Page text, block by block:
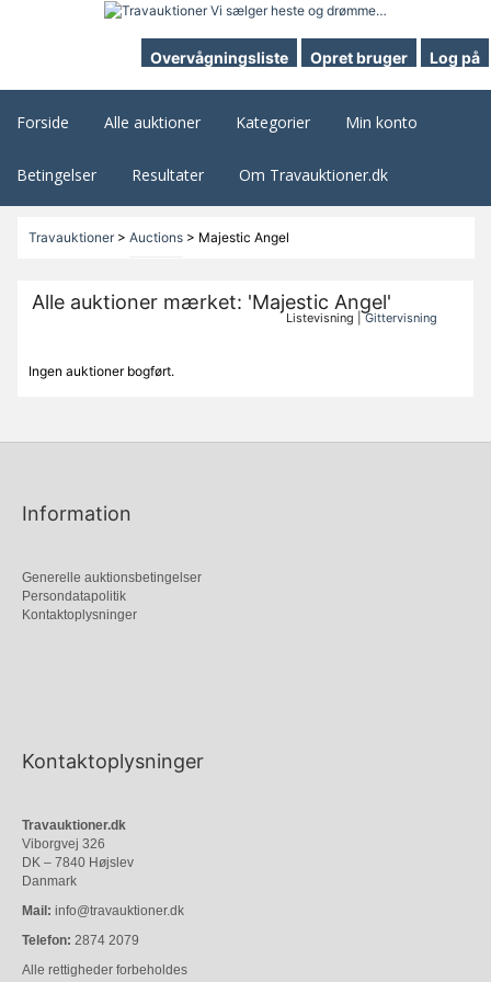
Overvågningsliste Opret bruger Log på
Forside Alle auktioner Kategorier Min konto
Betingelser Resultater Om Travauktioner.dk
Travauktioner> Auctions> Majestic Angel
Alle auktioner mærket: 'Majestic Angel'
Listevisning |Gittervisning
Ingen auktioner bogført.
Information
Generelle auktionsbetingelser
Persondatapolitik
Kontaktoplysninger
Kontaktoplysninger
Travauktioner.dk
Viborgvej 326
DK – 7840 Højslev
Danmark
Mail: info@travauktioner.dk
Telefon: 2874 2079
Alle rettigheder forbeholdes